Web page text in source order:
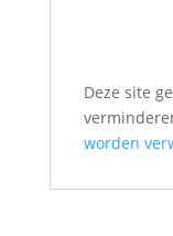
Deze site
worden